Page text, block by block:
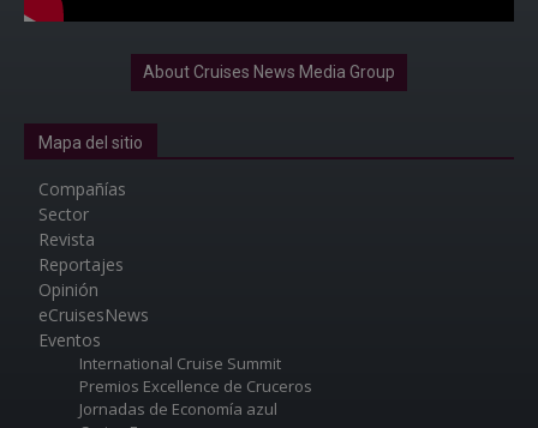
About Cruises News Media Group
Mapa del sitio
Compañías
Sector
Revista
Reportajes
Opinión
eCruisesNews
Eventos
International Cruise Summit
Premios Excellence de Cruceros
Jornadas de Economía azul